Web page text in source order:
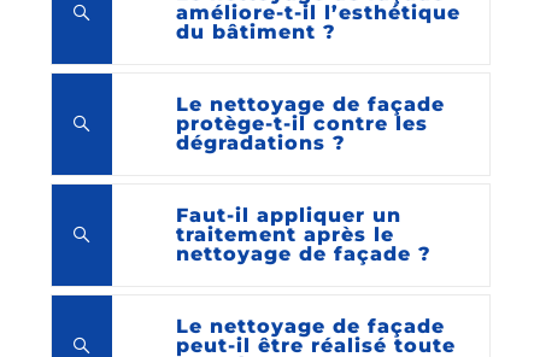
améliore-t-il l’esthétique
du bâtiment ?
Le nettoyage de façade
protège-t-il contre les
dégradations ?
Faut-il appliquer un
traitement après le
nettoyage de façade ?
Le nettoyage de façade
peut-il être réalisé toute